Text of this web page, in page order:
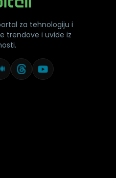
za tehnologiju i
trendove i uvide iz